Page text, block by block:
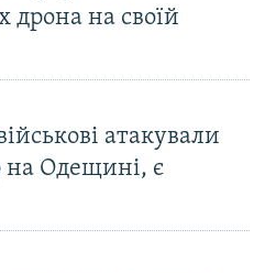
дрона на своїй
атакували
на Одещині, є